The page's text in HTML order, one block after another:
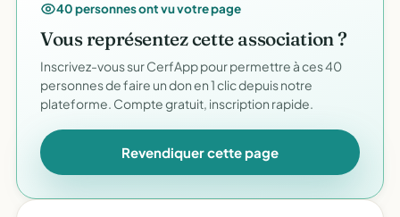
40 personnes ont vu votre page
Vous représentez cette association ?
Inscrivez-vous sur CerfApp pour permettre à ces 40
personnes de faire un don en 1 clic depuis notre
plateforme. Compte gratuit, inscription rapide.
Revendiquer cette page